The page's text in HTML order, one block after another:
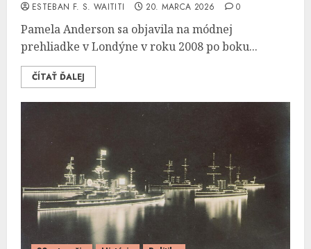
ESTEBAN F. S. WAITITI 20. MARCA 2026 0
Pamela Anderson sa objavila na módnej
prehliadke v Londýne v roku 2008 po boku...
ČÍTAŤ ĎALEJ